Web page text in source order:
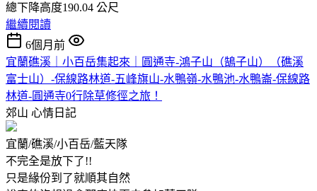
總下降高度190.04 公尺
繼續閱讀
6個月前
宜蘭礁溪｜小百岳集起來｜圓通寺-鴻子山（鵠子山）（礁溪
富士山）-保線路林道-五峰旗山-水鴨嶺-水鴨池-水鴨崙-保線路
林道-圓通寺0行除草修徑之旅！
郊山 心情日記
宜蘭/礁溪/小百岳/藍天隊
不完全是放下了!!
只是緣份到了就順其自然